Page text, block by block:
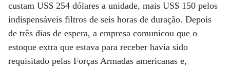
custam US$ 254 dólares a unidade, mais US$ 150 pelos
indispensáveis filtros de seis horas de duração. Depois
de três dias de espera, a empresa comunicou que o
estoque extra que estava para receber havia sido
requisitado pelas Forças Armadas americanas e,